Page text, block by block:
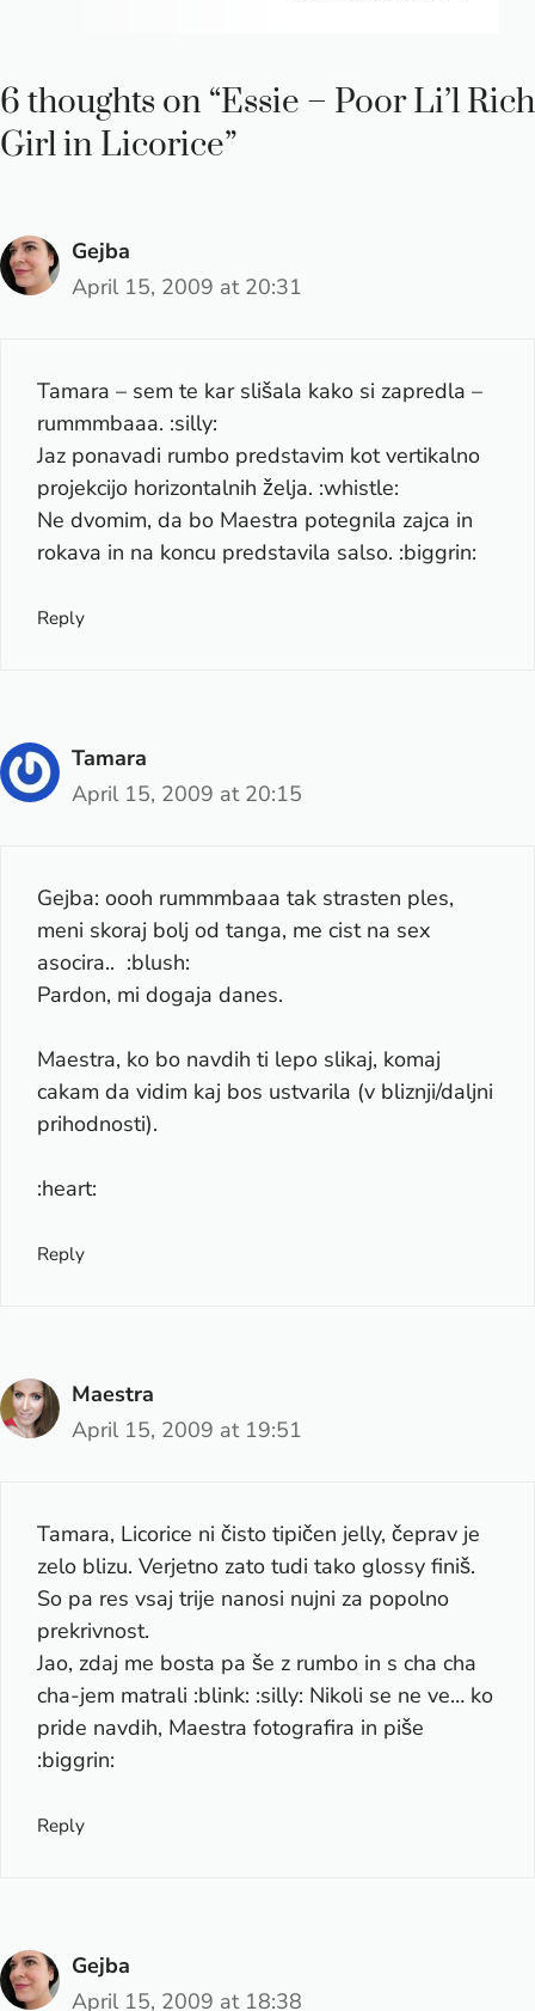
6 thoughts on “Essie – Poor Li’l Rich
Girl in Licorice”
Gejba
April 15, 2009 at 20:31
Tamara – sem te kar slišala kako si zapredla –
rummmbaaa. :silly:
Jaz ponavadi rumbo predstavim kot vertikalno
projekcijo horizontalnih želja. :whistle:
Ne dvomim, da bo Maestra potegnila zajca in
rokava in na koncu predstavila salso. :biggrin:
Reply
Tamara
April 15, 2009 at 20:15
Gejba: oooh rummmbaaa tak strasten ples,
meni skoraj bolj od tanga, me cist na sex
asocira.. :blush:
Pardon, mi dogaja danes.
Maestra, ko bo navdih ti lepo slikaj, komaj
cakam da vidim kaj bos ustvarila (v bliznji/daljni
prihodnosti).
:heart:
Reply
Maestra
April 15, 2009 at 19:51
Tamara, Licorice ni čisto tipičen jelly, čeprav je
zelo blizu. Verjetno zato tudi tako glossy finiš.
So pa res vsaj trije nanosi nujni za popolno
prekrivnost.
Jao, zdaj me bosta pa še z rumbo in s cha cha
cha-jem matrali :blink: :silly: Nikoli se ne ve… ko
pride navdih, Maestra fotografira in piše
:biggrin:
Reply
Gejba
April 15, 2009 at 18:38